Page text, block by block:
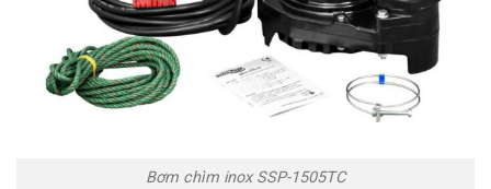
Bơm chìm inox SSP-1505TC